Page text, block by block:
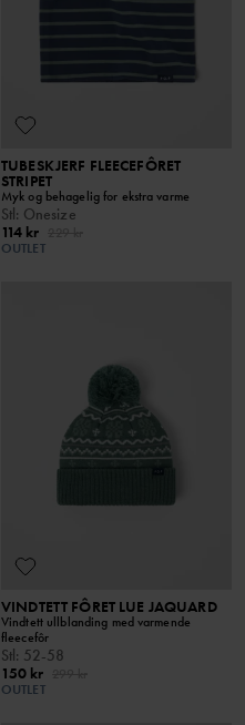
TUBESKJERF FLEECEFÔRET
STRIPET
Myk og behagelig for ekstra varme
Stl: Onesize
114 kr
OUTLET
VINDTETT FÔRET LUE JAQUARD
Vindtett ullblanding med varmende
fleecefôr
Stl: 52-58
150 kr
OUTLET